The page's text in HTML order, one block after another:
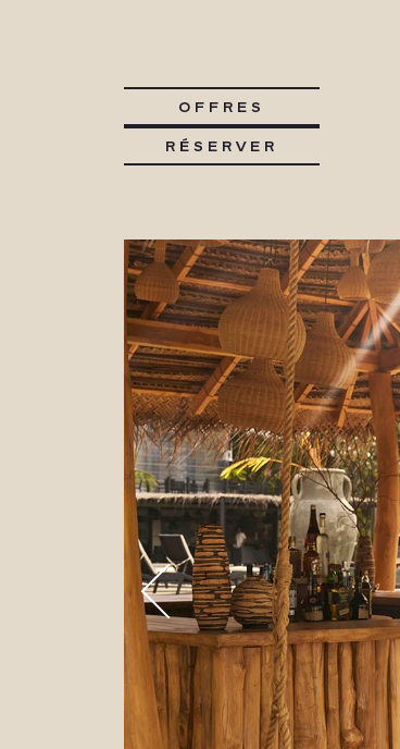
OFFRES
RÉSERVER